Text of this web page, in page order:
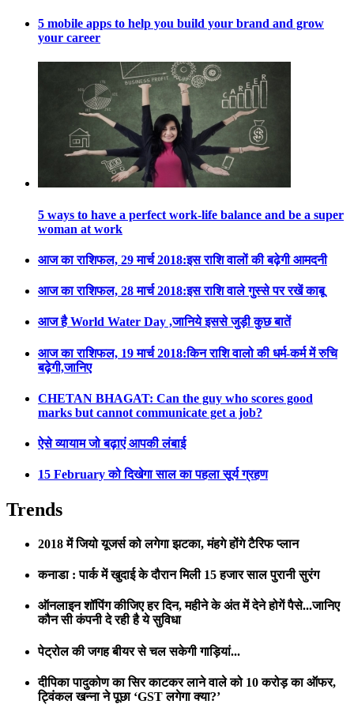
5 mobile apps to help you build your brand and grow
your career
5 ways to have a perfect work-life balance and be a super
woman at work
आज का राशिफल, 29 मार्च 2018:इस राशि वालों की बढ़ेगी आमदनी
आज का राशिफल, 28 मार्च 2018:इस राशि वाले गुस्से पर रखें काबू
आज है World Water Day ,जानिये इससे जुड़ी कुछ बातें
आज का राशिफल, 19 मार्च 2018:किन राशि वालो की धर्म-कर्म में रुचि
बढ़ेगी,जानिए
CHETAN BHAGAT: Can the guy who scores good
marks but cannot communicate get a job?
ऐसे व्यायाम जो बढ़ाएं आपकी लंबाई
15 February को दिखेगा साल का पहला सूर्य ग्रहण
Trends
2018 में जियो यूजर्स को लगेगा झटका, मंहगे होंगे टैरिफ प्लान
कनाडा : पार्क में खुदाई के दौरान मिली 15 हजार साल पुरानी सुरंग
ऑनलाइन शॉपिंग कीजिए हर दिन, महीने के अंत में देने होगें पैसे...जानिए
कौन सी कंपनी दे रही है ये सुविधा
पेट्रोल की जगह बीयर से चल सकेगी गाड़ियां...
दीपिका पादुकोण का सिर काटकर लाने वाले को 10 करोड़ का ऑफर,
ट्विंकल खन्ना ने पूछा ‘GST लगेगा क्या?’